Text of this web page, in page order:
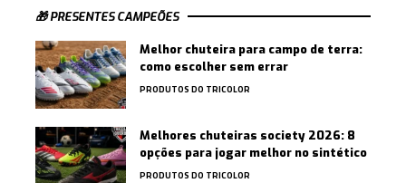
🎁 PRESENTES CAMPEÕES
Melhor chuteira para campo de terra:
como escolher sem errar
PRODUTOS DO TRICOLOR
Melhores chuteiras society 2026: 8
opções para jogar melhor no sintético
PRODUTOS DO TRICOLOR